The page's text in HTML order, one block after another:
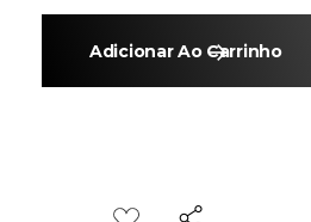
Adicionar Ao Carrinho